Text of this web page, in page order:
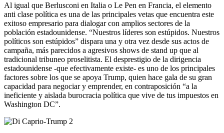
Al igual que Berlusconi en Italia o Le Pen en Francia, el elemento
anti clase política es una de las principales vetas que encuentra este
exitoso empresario para dialogar con amplios sectores de la
población estadounidense. “Nuestros líderes son estúpidos. Nuestros
políticos son estúpidos” dispara una y otra vez desde sus actos de
campaña, más parecidos a agresivos shows de stand up que al
tradicional tribuneo proselitista. El desprestigio de la dirigencia
estadounidense -que efectivamente existe- es uno de los principales
factores sobre los que se apoya Trump, quien hace gala de su gran
capacidad para negociar y emprender, en contraposición “a la
ineficiente y aislada burocracia política que vive de tus impuestos en
Washington DC”.